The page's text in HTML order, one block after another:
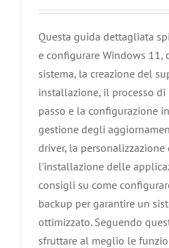
Questa guida dettagliata
e configurare Windows 11,
sistema, la creazione del
installazione, il processo
passo e la configurazione
gestione degli
driver, la
l'installazione delle
consigli su come
backup per garantire un
ottimizzato. Seguendo
sfruttare al meglio le